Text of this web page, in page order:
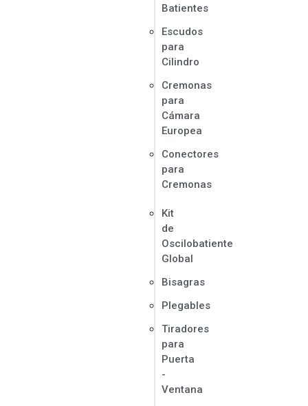
Batientes
Escudos
para
Cilindro
Cremonas
para
Cámara
Europea
Conectores
para
Cremonas
Kit
de
Oscilobatiente
Global
Bisagras
Plegables
Tiradores
para
Puerta
-
Ventana